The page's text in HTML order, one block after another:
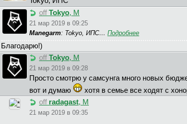
off Tokyo, М
21 мар 2019 в 09:25
Manegarm: Tokyo, ИПС… Подробнее
Благодарю!)
off Tokyo, М
21 мар 2019 в 09:28
Просто смотрю у самсунга много новых
вот и думаю
хотя в семье все ходят с
off radagast, М
21 мар 2019 в 09:35